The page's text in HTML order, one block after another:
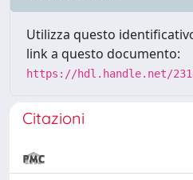
Utilizza questo
link a questo documento:
https://hdl.handle.net/
Citazioni